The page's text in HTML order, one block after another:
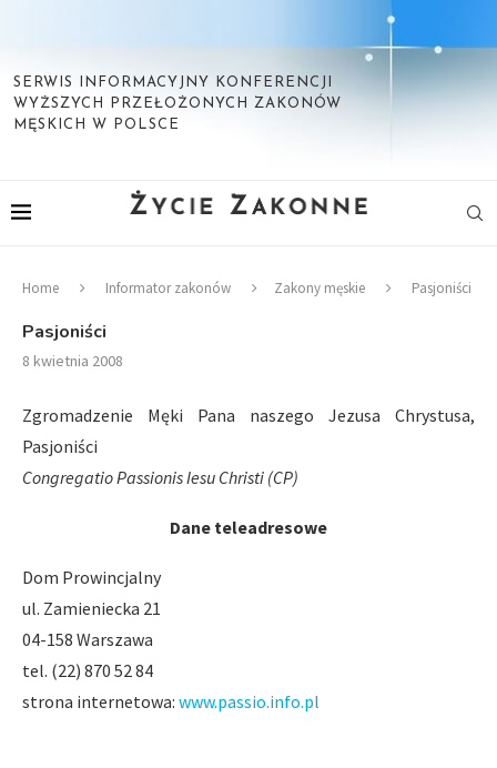
SERWIS INFORMACYJNY KONFERENCJI
WYŻSZYCH PRZEŁOŻONYCH ZAKONÓW
MĘSKICH W POLSCE
Home Informator zakonów Zakony męskie Pasjoniści
Pasjoniści
8 kwietnia 2008
Zgromadzenie Męki Pana naszego Jezusa Chrystusa,
Pasjoniści
Congregatio Passionis Iesu Christi (CP)
Dane teleadresowe
Dom Prowincjalny
ul. Zamieniecka 21
04-158 Warszawa
tel. (22) 870 52 84
strona internetowa: www.passio.info.pl